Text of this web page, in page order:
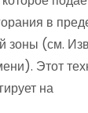
в
зоны (см.
Этот
на